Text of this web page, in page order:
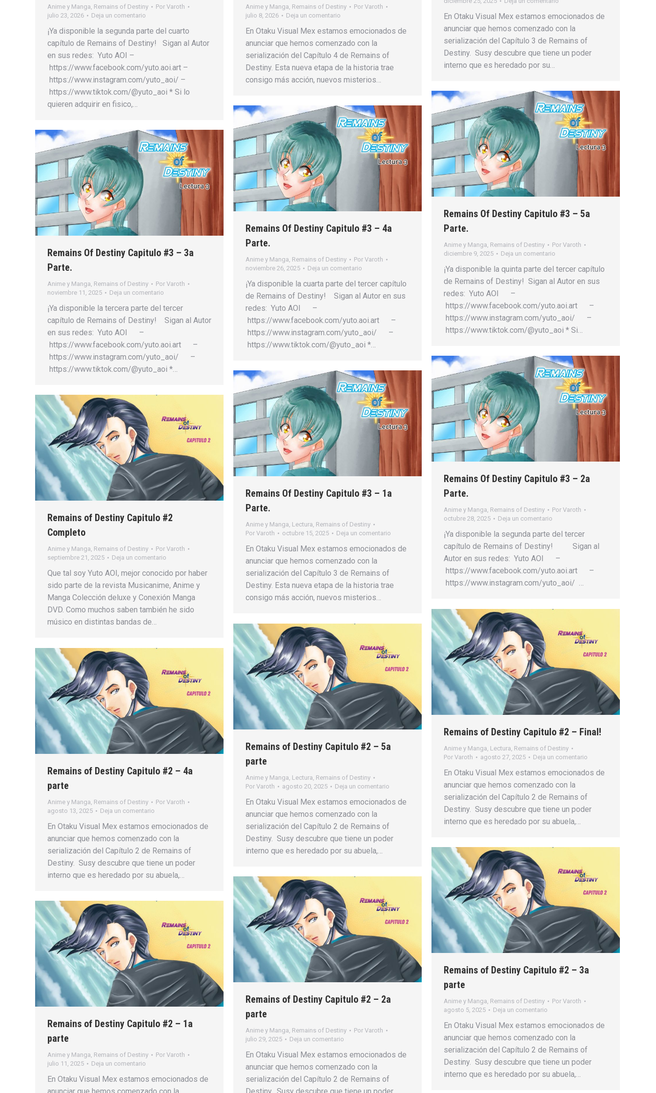
Anime y Manga, Remains of Destiny Por Varoth
julio 23, 2026
Deja un comentario
¡Ya disponible la segunda parte del cuarto
capítulo de Remains of Destiny! Sigan al Autor
en sus redes: Yuto AOI –
https://www.facebook.com/yuto.aoi.art –
https://www.instagram.com/yuto_aoi/ –
https://www.tiktok.com/@yuto_aoi * Si lo
quieren adquirir en fisico,…
Anime y Manga, Remains of Destiny Por Varoth
julio 8, 2026
Deja un comentario
En Otaku Visual Mex estamos emocionados de
anunciar que hemos comenzado con la
serialización del Capítulo 4 de Remains of
Destiny. Esta nueva etapa de la historia trae
consigo más acción, nuevos misterios…
En Otaku Visual Mex estamos emocionados de
anunciar que hemos comenzado con la
serialización del Capítulo 3 de Remains of
Destiny. Susy descubre que tiene un poder
interno que es heredado por su…
Remains Of Destiny Capitulo #3 – 5a
Parte.
Anime y Manga, Remains of Destiny Por Varoth
diciembre 9, 2025
Deja un comentario
¡Ya disponible la quinta parte del tercer capítulo
de Remains of Destiny! Sigan al Autor en sus
redes: Yuto AOI –
https://www.facebook.com/yuto.aoi.art –
https://www.instagram.com/yuto_aoi/ –
https://www.tiktok.com/@yuto_aoi * Si…
Remains Of Destiny Capitulo #3 – 4a
Parte.
Anime y Manga, Remains of Destiny Por Varoth
noviembre 26, 2025
Deja un comentario
¡Ya disponible la cuarta parte del tercer capítulo
de Remains of Destiny! Sigan al Autor en sus
redes: Yuto AOI –
https://www.facebook.com/yuto.aoi.art –
https://www.instagram.com/yuto_aoi/ –
https://www.tiktok.com/@yuto_aoi *…
Remains Of Destiny Capitulo #3 – 3a
Parte.
Anime y Manga, Remains of Destiny Por Varoth
noviembre 11, 2025
Deja un comentario
¡Ya disponible la tercera parte del tercer
capítulo de Remains of Destiny! Sigan al Autor
en sus redes: Yuto AOI –
https://www.facebook.com/yuto.aoi.art –
https://www.instagram.com/yuto_aoi/ –
https://www.tiktok.com/@yuto_aoi *…
Remains Of Destiny Capitulo #3 – 2a
Parte.
Anime y Manga, Remains of Destiny Por Varoth
octubre 28, 2025
Deja un comentario
¡Ya disponible la segunda parte del tercer
capítulo de Remains of Destiny! Sigan al
Autor en sus redes: Yuto AOI –
https://www.facebook.com/yuto.aoi.art –
https://www.instagram.com/yuto_aoi/ …
Remains Of Destiny Capitulo #3 – 1a
Parte.
Anime y Manga, Lectura, Remains of Destiny
Por Varoth octubre 15, 2025 Deja un comentario
En Otaku Visual Mex estamos emocionados de
anunciar que hemos comenzado con la
serialización del Capítulo 3 de Remains of
Destiny. Esta nueva etapa de la historia trae
consigo más acción, nuevos misterios…
Remains of Destiny Capitulo #2
Completo
Anime y Manga, Remains of Destiny Por Varoth
septiembre 21, 2025
Deja un comentario
Que tal soy Yuto AOI, mejor conocido por haber
sido parte de la revista Musicanime, Anime y
Manga Colección deluxe y Conexión Manga
DVD. Como muchos saben también he sido
músico en distintas bandas de…
Remains of Destiny Capitulo #2 – Final!
Anime y Manga, Lectura, Remains of Destiny
Por Varoth agosto 27, 2025 Deja un comentario
En Otaku Visual Mex estamos emocionados de
anunciar que hemos comenzado con la
serialización del Capítulo 2 de Remains of
Destiny. Susy descubre que tiene un poder
interno que es heredado por su abuela,…
Remains of Destiny Capitulo #2 – 5a
parte
Anime y Manga, Lectura, Remains of Destiny
Por Varoth agosto 20, 2025 Deja un comentario
En Otaku Visual Mex estamos emocionados de
anunciar que hemos comenzado con la
serialización del Capítulo 2 de Remains of
Destiny. Susy descubre que tiene un poder
interno que es heredado por su abuela,…
Remains of Destiny Capitulo #2 – 4a
parte
Anime y Manga, Remains of Destiny Por Varoth
agosto 13, 2025
Deja un comentario
En Otaku Visual Mex estamos emocionados de
anunciar que hemos comenzado con la
serialización del Capítulo 2 de Remains of
Destiny. Susy descubre que tiene un poder
interno que es heredado por su abuela,…
Remains of Destiny Capitulo #2 – 3a
parte
Anime y Manga, Remains of Destiny Por Varoth
agosto 5, 2025
Deja un comentario
En Otaku Visual Mex estamos emocionados de
anunciar que hemos comenzado con la
serialización del Capítulo 2 de Remains of
Destiny. Susy descubre que tiene un poder
interno que es heredado por su abuela,…
Remains of Destiny Capitulo #2 – 2a
parte
Anime y Manga, Remains of Destiny Por Varoth
julio 29, 2025
Deja un comentario
En Otaku Visual Mex estamos emocionados de
anunciar que hemos comenzado con la
serialización del Capítulo 2 de Remains of
Remains of Destiny Capitulo #2 – 1a
parte
Anime y Manga, Remains of Destiny Por Varoth
julio 11, 2025
Deja un comentario
En Otaku Visual Mex estamos emocionados de